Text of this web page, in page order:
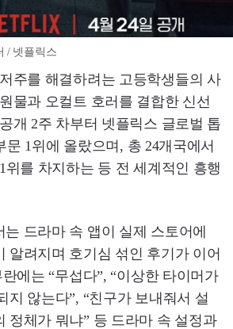
/ 넷플릭스
주를 해결하려는 고등학생들의 사
물과 오컬트 호러를 결합한 신선
개 2주 차부터 넷플릭스 글로벌 톱
문 1위에 올랐으며, 총 24개국에서
위를 차지하는 등 전 세계적인 흥행
는 드라마 속 앱이 실제 스토어에
알려지며 호기심 섞인 후기가 이어
에는 “무섭다”, “이상한 타이머가
지 않는다”, “친구가 보내줘서 설
정체가 뭐냐” 등 드라마 속 설정과